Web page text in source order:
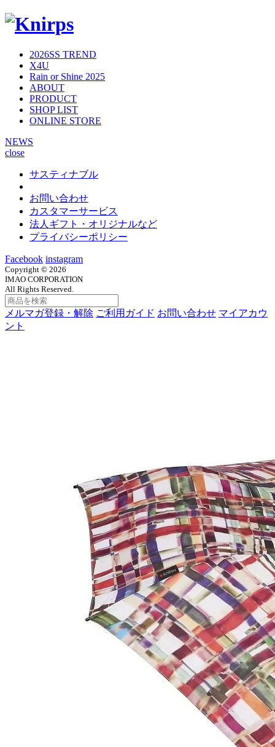
2026SS TREND
X4U
Rain or Shine 2025
ABOUT
PRODUCT
SHOP LIST
ONLINE STORE
NEWS
close
サスティナブル
お問い合わせ
カスタマーサービス
法人ギフト・オリジナルなど
プライバシーポリシー
Facebook instagram
Copyright © 2026
IMAO CORPORATION
All Rights Reserved.
メルマガ登録・解除 ご利用ガイド お問い合わせ マイアカウ
ント